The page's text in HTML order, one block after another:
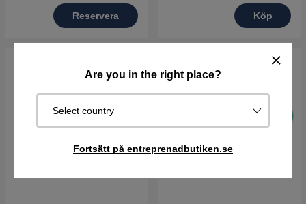
Are you in the right place?
Select country
Fortsätt på entreprenadbutiken.se
Reservera Köp